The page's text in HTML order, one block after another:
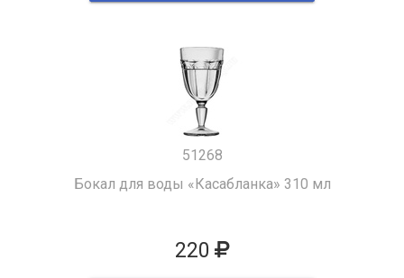
51268
Бокал для воды «Касабланка» 310 мл
220